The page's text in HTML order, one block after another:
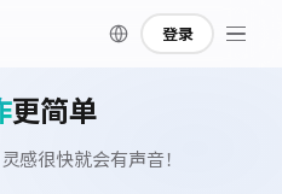
登录
更简单
感很快就会有声音！